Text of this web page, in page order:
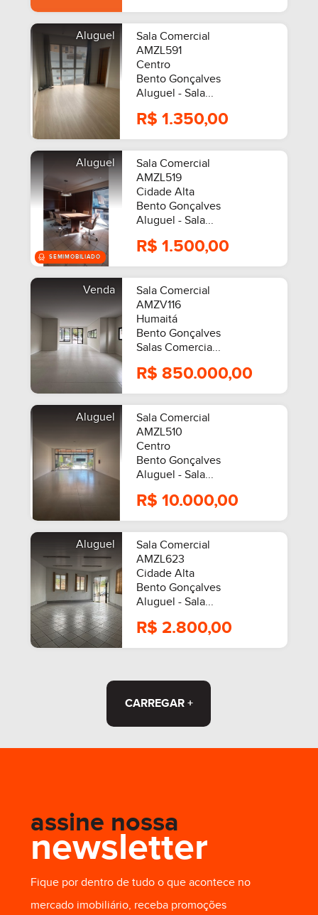
Aluguel
Sala Comercial
AMZL591
Centro
Bento Gonçalves
Aluguel - Sala...
R$ 1.350,00
Aluguel
Sala Comercial
AMZL519
Cidade Alta
Bento Gonçalves
Aluguel - Sala...
R$ 1.500,00
Venda
Sala Comercial
AMZV116
Humaitá
Bento Gonçalves
Salas Comercia...
R$ 850.000,00
Aluguel
Sala Comercial
AMZL510
Centro
Bento Gonçalves
Aluguel - Sala...
R$ 10.000,00
Aluguel
Sala Comercial
AMZL623
Cidade Alta
Bento Gonçalves
Aluguel - Sala...
R$ 2.800,00
CARREGAR +
assine nossa
newsletter
Fique por dentro de tudo o que acontece no
mercado imobiliário, receba promoções